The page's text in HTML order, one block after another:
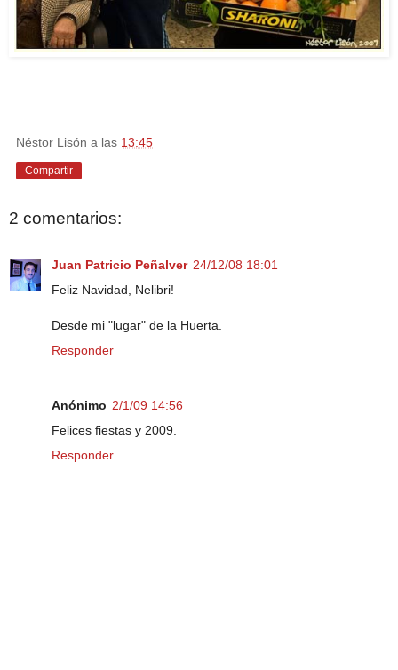
Néstor Lisón a las 13:45
Compartir
2 comentarios:
Juan Patricio Peñalver 24/12/08 18:01
Feliz Navidad, Nelibri!
Desde mi "lugar" de la Huerta.
Responder
Anónimo 2/1/09 14:56
Felices fiestas y 2009.
Responder